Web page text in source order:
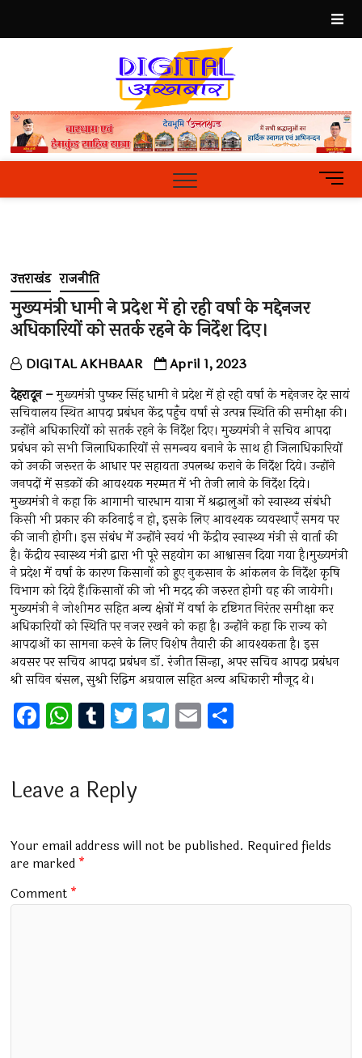
content
Hindi
News
PortalM
e
उत्तराखंड राजनीति
मुख्यमंत्री धामी ने प्रदेश में हो रही वर्षा के मद्देनजर
अधिकारियों को सतर्क रहने के निर्देश दिए।
DIGITAL AKHBAAR April 1, 2023
देहरादून –मुख्यमंत्री पुष्कर सिंह धामी ने प्रदेश में हो रही वर्षा के मद्देनजर देर सायं
सचिवालय स्थित आपदा प्रबंधन केंद्र पहुँच वर्षा से उत्पन्न स्थिति की समीक्षा की।
उन्होंने अधिकारियों को सतर्क रहने के निर्देश दिए। मुख्यमंत्री ने सचिव आपदा
प्रबंधन को सभी जिलाधिकारियों से समन्वय बनाने के साथ ही जिलाधिकारियों
को उनकी जरूरत के आधार पर सहायता उपलब्ध कराने के निर्देश दिये। उन्होंने
जनपदों में सड़कों की आवश्यक मरम्मत में भी तेजी लाने के निर्देश दिये।
मुख्यमंत्री ने कहा कि आगामी चारधाम यात्रा में श्रद्धालुओं को स्वास्थ्य संबंधी
किसी भी प्रकार की कठिनाई न हो, इसके लिए आवश्यक व्यवस्थाएँ समय पर
की जानी होगी। इस संबंध में उन्होंने स्वयं भी केंद्रीय स्वास्थ्य मंत्री से वार्ता की
है। केंद्रीय स्वास्थ्य मंत्री द्वारा भी पूरे सहयोग का आश्वासन दिया गया है।मुख्यमंत्री
ने प्रदेश में वर्षा के कारण किसानों को हुए नुकसान के आंकलन के निर्देश कृषि
विभाग को दिये हैं।किसानों की जो भी मदद की जरुरत होगी वह की जायेगी।
मुख्यमंत्री ने जोशीमठ सहित अन्य क्षेत्रों में वर्षा के दृष्टिगत निरंतर समीक्षा कर
अधिकारियों को स्थिति पर नजर रखने को कहा है। उन्होंने कहा कि राज्य को
आपदाओं का सामना करने के लिए विशेष तैयारी की आवश्यकता है। इस
अवसर पर सचिव आपदा प्रबंधन डॉ. रंजीत सिन्हा, अपर सचिव आपदा प्रबंधन
श्री सविन बंसल, सुश्री रिद्विम अग्रवाल सहित अन्य अधिकारी मौजूद थे।
F
a
b
o
k
W
h
s
p
p
T
u
bl
T
wi
er
T
el
m
E
m
Leave a Reply
Your email address will not be published. Required fields
are marked *
Comment *